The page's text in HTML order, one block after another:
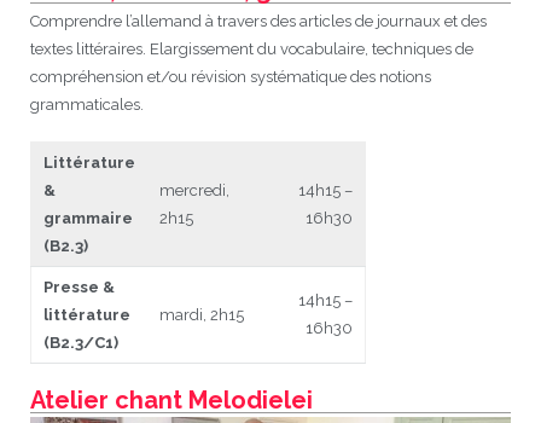
Anmeldung für deutsche Klassen
Actualités
Comprendre l’allemand à travers des articles de journaux et des
textes littéraires. Elargissement du vocabulaire, techniques de
compréhension et/ou révision systématique des notions
grammaticales.
Littérature
&
grammaire
(B2.3)
mercredi,
2h15
14h15 –
16h30
Presse &
littérature
(B2.3/C1)
mardi, 2h15
14h15 –
16h30
Atelier chant Melodielei